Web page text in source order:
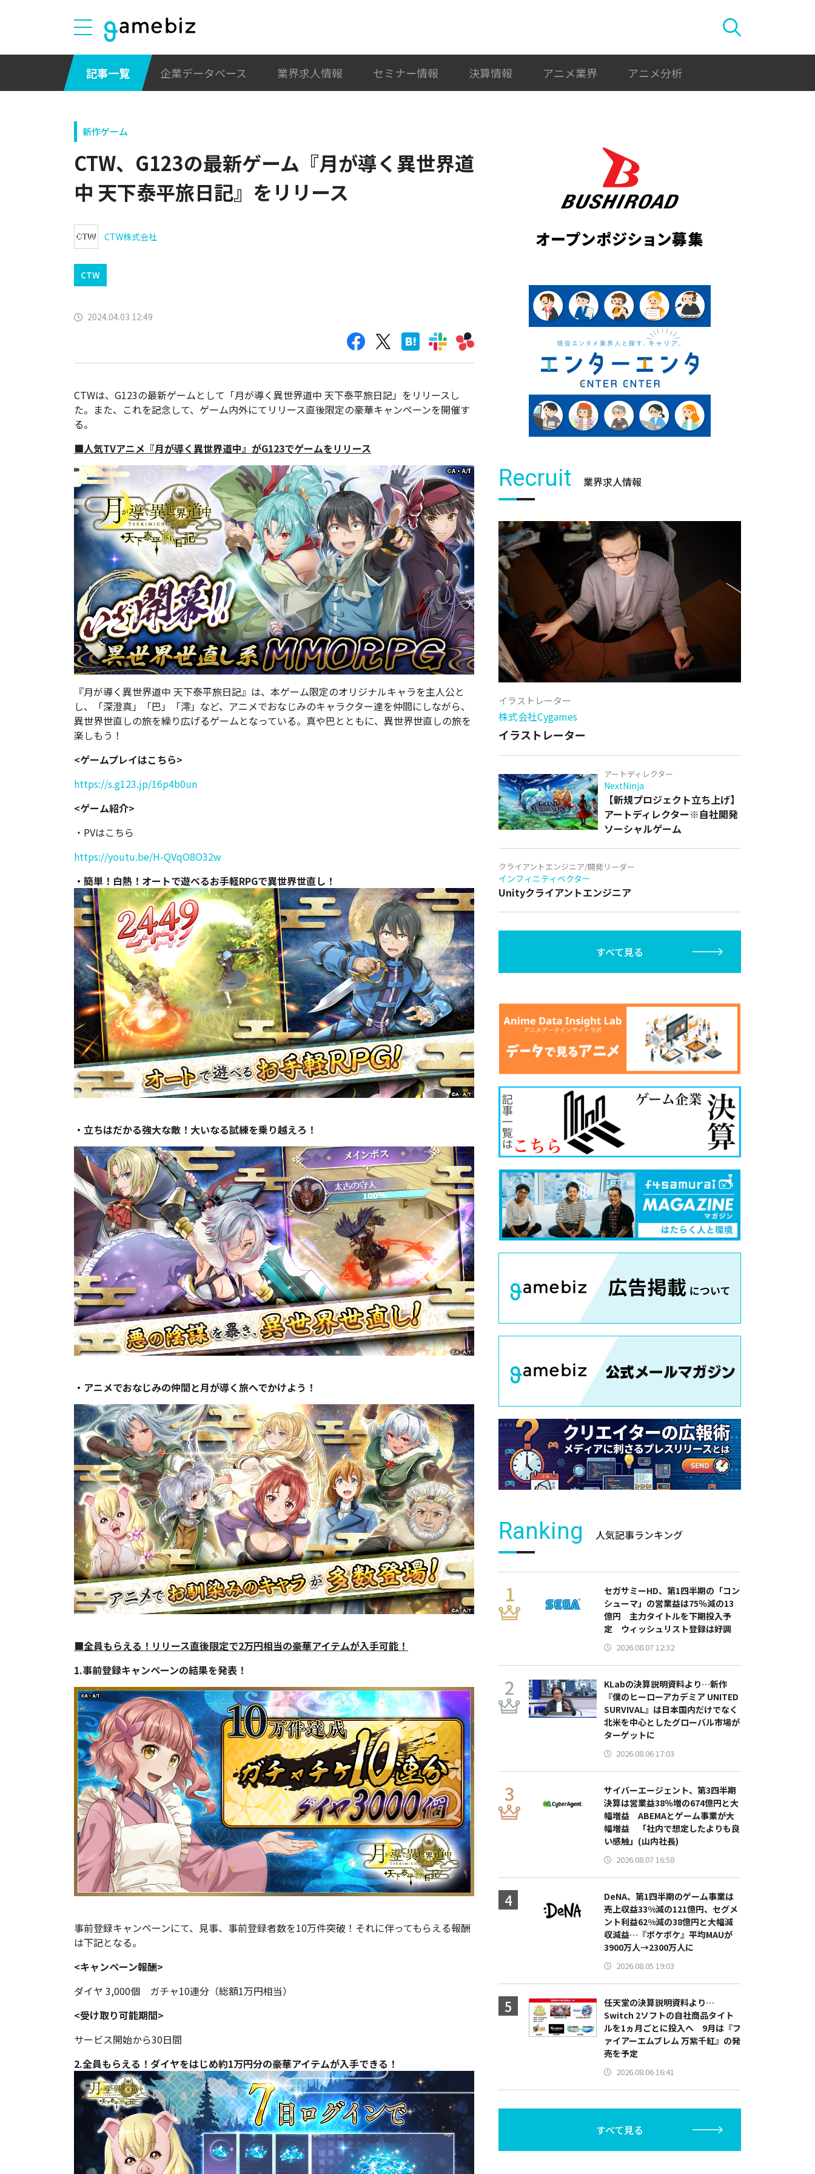
記事一覧 企業データベース 業界求人情報 セミナー情報 決算情報 アニメ業界 アニメ分析
新作ゲーム
CTW、G123の最新ゲーム『月が導く異世界道
中 天下泰平旅日記』をリリース
CTW株式会社
CTW
2024.04.03 12:49
CTWは、G123の最新ゲームとして「月が導く異世界道中 天下泰平旅日記」をリリースし
た。また、これを記念して、ゲーム内外にてリリース直後限定の豪華キャンペーンを開催す
る。
■人気TVアニメ『月が導く異世界道中』がG123でゲームをリリース
『月が導く異世界道中 天下泰平旅日記』は、本ゲーム限定のオリジナルキャラを主人公と
し、「深澄真」「巴」「澪」など、アニメでおなじみのキャラクター達を仲間にしながら、
異世界世直しの旅を繰り広げるゲームとなっている。真や巴とともに、異世界世直しの旅を
楽しもう！
<ゲームプレイはこちら>
https://s.g123.jp/16p4b0un
<ゲーム紹介>
・PVはこちら
https://youtu.be/H-QVqO8O32w
・簡単！白熱！オートで遊べるお手軽RPGで異世界世直し！
・立ちはだかる強大な敵！大いなる試練を乗り越えろ！
・アニメでおなじみの仲間と月が導く旅へでかけよう！
■全員もらえる！リリース直後限定で2万円相当の豪華アイテムが入手可能！
1.事前登録キャンペーンの結果を発表！
事前登録キャンペーンにて、見事、事前登録者数を10万件突破！それに伴ってもらえる報酬
は下記となる。
<キャンペーン報酬>
ダイヤ 3,000個 ガチャ10連分（総額1万円相当）
<受け取り可能期間>
サービス開始から30日間
2.全員もらえる！ダイヤをはじめ約1万円分の豪華アイテムが入手できる！
Recruit 業界求人情報
イラストレーター
株式会社Cygames
イラストレーター
アートディレクター
NextNinja
【新規プロジェクト立ち上げ】
アートディレクター※自社開発
ソーシャルゲーム
クライアントエンジニア/開発リーダー
インフィニティベクター
Unityクライアントエンジニア
すべて見る
Ranking 人気記事ランキング
セガサミーHD、第1四半期の「コン
シューマ」の営業益は75％減の13
億円 主力タイトルを下期投入予
定 ウィッシュリスト登録は好調
2026.08.07 12:32
KLabの決算説明資料より…新作
『僕のヒーローアカデミア UNITED
SURVIVAL』は日本国内だけでなく
北米を中心としたグローバル市場が
ターゲットに
2026.08.06 17:03
サイバーエージェント、第3四半期
決算は営業益38％増の674億円と大
幅増益 ABEMAとゲーム事業が大
幅増益 「社内で想定したよりも良
い感触」(山内社長)
2026.08.07 16:58
DeNA、第1四半期のゲーム事業は
売上収益33%減の121億円、セグメ
ント利益62%減の38億円と大幅減
収減益…『ポケポケ』平均MAUが
3900万人→2300万人に
2026.08.05 19:03
任天堂の決算説明資料より…
Switch 2ソフトの自社商品タイト
ルを1ヵ月ごとに投入へ 9月は『フ
ァイアーエムブレム 万紫千紅』の発
売を予定
2026.08.06 16:41
すべて見る